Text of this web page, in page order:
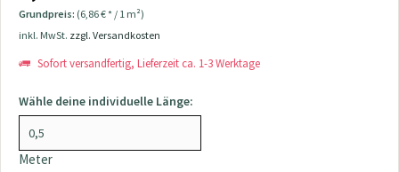
Grundpreis: (6,86 € * / 1 m²)
inkl. MwSt. zzgl. Versandkosten
Sofort versandfertig, Lieferzeit ca. 1-3 Werktage
Wähle deine individuelle Länge:
Meter